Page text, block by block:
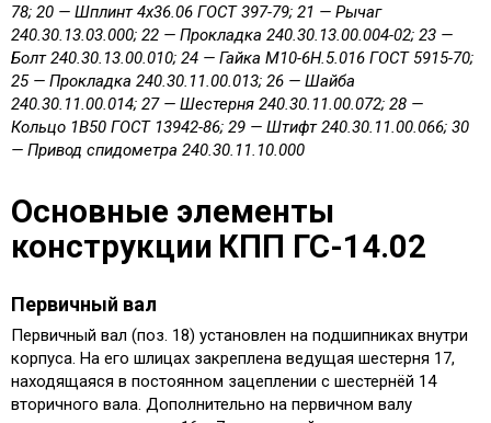
78; 20 — Шплинт 4х36.06 ГОСТ 397-79; 21 — Рычаг
240.30.13.03.000; 22 — Прокладка 240.30.13.00.004-02; 23 —
Болт 240.30.13.00.010; 24 — Гайка M10-6Н.5.016 ГОСТ 5915-70;
25 — Прокладка 240.30.11.00.013; 26 — Шайба
240.30.11.00.014; 27 — Шестерня 240.30.11.00.072; 28 —
Кольцо 1В50 ГОСТ 13942-86; 29 — Штифт 240.30.11.00.066; 30
— Привод спидометра 240.30.11.10.000
Основные элементы
конструкции КПП ГС-14.02
Первичный вал
Первичный вал (поз. 18) установлен на подшипниках внутри
корпуса. На его шлицах закреплена ведущая шестерня 17,
находящаяся в постоянном зацеплении с шестернёй 14
вторичного вала. Дополнительно на первичном валу